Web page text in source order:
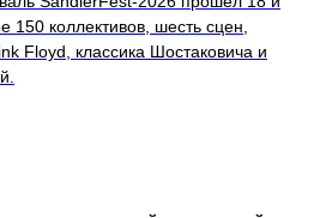
коллективов, шесть сцен,
Floyd, классика Шостаковича и